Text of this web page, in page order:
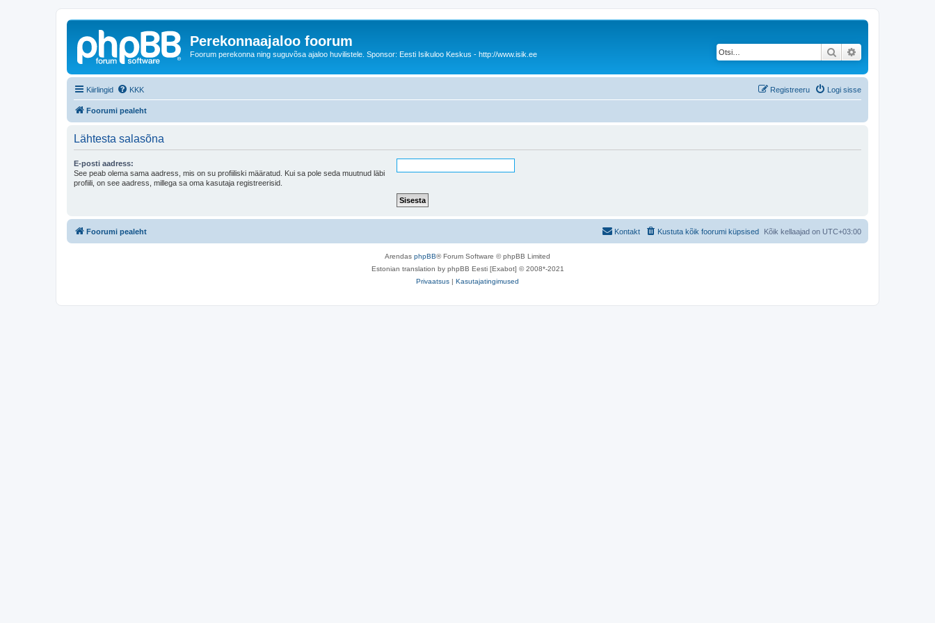
Perekonnaajaloo foorum
Foorum perekonna ning suguvõsa ajaloo huvilistele. Sponsor: Eesti Isikuloo Keskus - http://www.isik.ee Otsi
Kiirlingid KKK Logi sisse
Registreeru
Foorumi pealeht
Lähtesta salasõna
E-posti aadress:
See peab olema sama aadress, mis on su profiiliski määratud. Kui sa pole seda muutnud läbi
profiili, on see aadress, millega sa oma kasutaja registreerisid.
Foorumi pealeht Kõik kellaajad on UTC+03:00
Kustuta kõik foorumi küpsised
Kontakt
Arendas phpBB® Forum Software © phpBB Limited
Estonian translation by phpBB Eesti [Exabot] © 2008*-2021
Privaatsus | Kasutajatingimused